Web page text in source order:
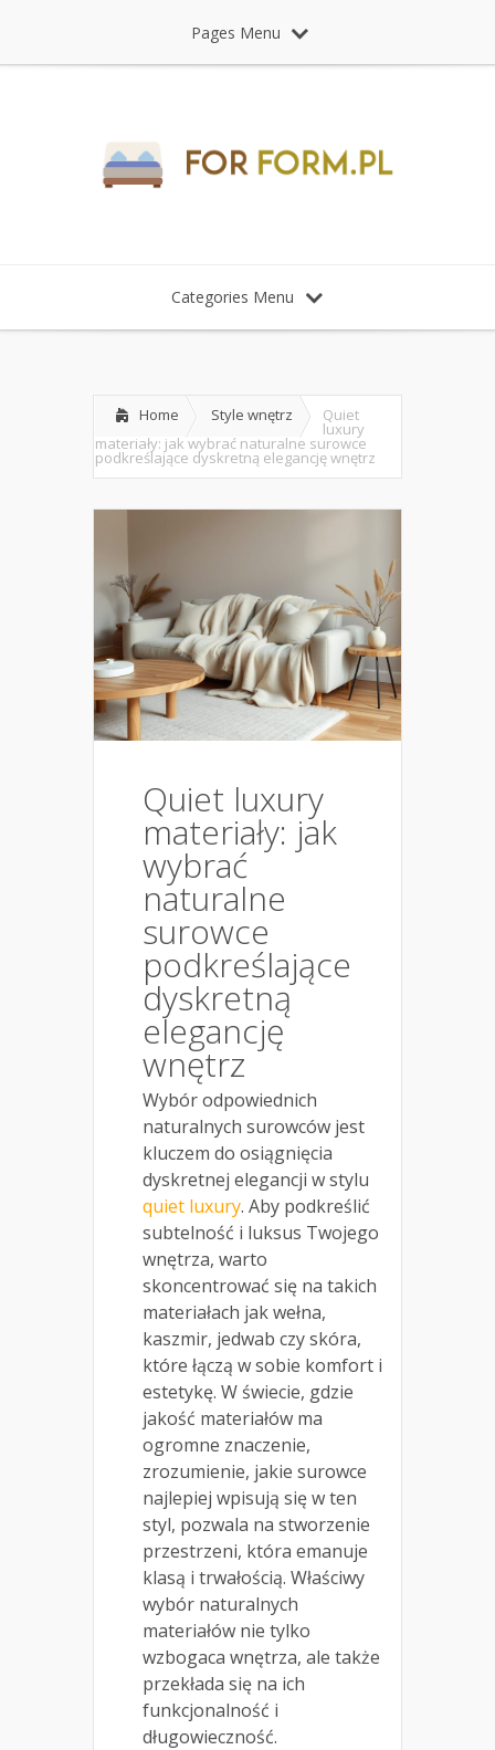
Pages Menu
Categories Menu
Home Style wnętrz Quiet
luxury
materiały: jak wybrać naturalne surowce
podkreślające dyskretną elegancję wnętrz
Quiet luxury
materiały: jak
wybrać
naturalne
surowce
podkreślające
dyskretną
elegancję
wnętrz
Wybór odpowiednich
naturalnych surowców jest
kluczem do osiągnięcia
dyskretnej elegancji w stylu
quiet luxury. Aby podkreślić
subtelność i luksus Twojego
wnętrza, warto
skoncentrować się na takich
materiałach jak wełna,
kaszmir, jedwab czy skóra,
które łączą w sobie komfort i
estetykę. W świecie, gdzie
jakość materiałów ma
ogromne znaczenie,
zrozumienie, jakie surowce
najlepiej wpisują się w ten
styl, pozwala na stworzenie
przestrzeni, która emanuje
klasą i trwałością. Właściwy
wybór naturalnych
materiałów nie tylko
wzbogaca wnętrza, ale także
przekłada się na ich
funkcjonalność i
długowieczność.